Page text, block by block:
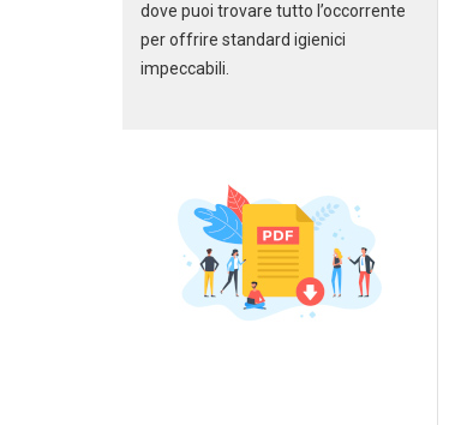
dove puoi trovare tutto l’occorrente
per offrire standard igienici
impeccabili.